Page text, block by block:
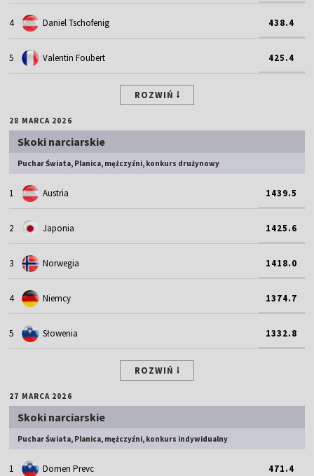
4 Daniel Tschofenig 438.4
5 Valentin Foubert 425.4
ROZWIŃ
28 MARCA 2026
Skoki narciarskie
Puchar Świata, Planica, mężczyźni, konkurs drużynowy
1 Austria 1439.5
2 Japonia 1425.6
3 Norwegia 1418.0
4 Niemcy 1374.7
5 Słowenia 1332.8
ROZWIŃ
27 MARCA 2026
Skoki narciarskie
Puchar Świata, Planica, mężczyźni, konkurs indywidualny
1 Domen Prevc 471.4